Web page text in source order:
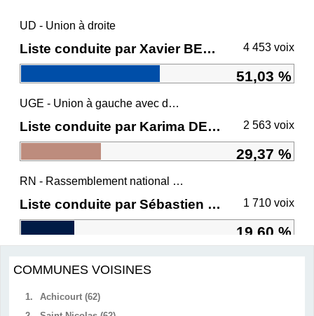
UD - Union à droite
Liste conduite par Xavier BERTRAND 4 453 voix
51,03 %
UGE - Union à gauche avec des écologistes
Liste conduite par Karima DELLI 2 563 voix
29,37 %
RN - Rassemblement national et ses alliés
Liste conduite par Sébastien CHENU 1 710 voix
19,60 %
COMMUNES VOISINES
1.
Achicourt (62)